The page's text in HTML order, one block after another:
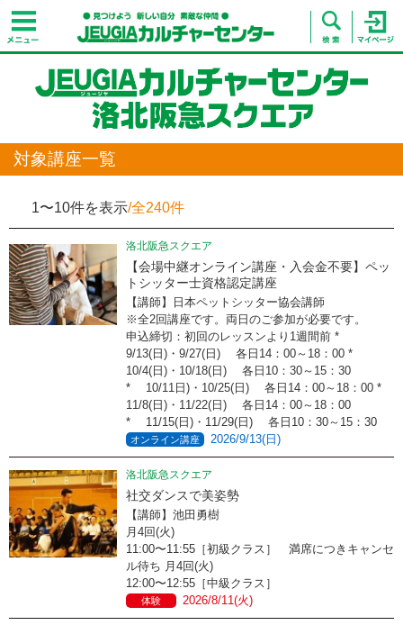
対象講座一覧
1〜10件を表示/全240件
洛北阪急スクエア
【会場中継オンライン講座・入会金不要】ペッ
トシッター士資格認定講座
【講師】日本ペットシッター協会講師
※全2回講座です。両日のご参加が必要です。
申込締切：初回のレッスンより1週間前 *
9/13(日)・9/27(日) 各日14：00～18：00 *
10/4(日)・10/18(日) 各日10：30～15：30
* 10/11日)・10/25(日) 各日14：00～18：00 *
11/8(日)・11/22(日) 各日14：00～18：00
* 11/15(日)・11/29(日) 各日10：30～15：30
オンライン講座 2026/9/13(日)
洛北阪急スクエア
社交ダンスで美姿勢
【講師】池田勇樹
月4回(火)
11:00〜11:55［初級クラス］ 満席につきキャンセ
ル待ち 月4回(火)
12:00〜12:55［中級クラス］
体験 2026/8/11(火)